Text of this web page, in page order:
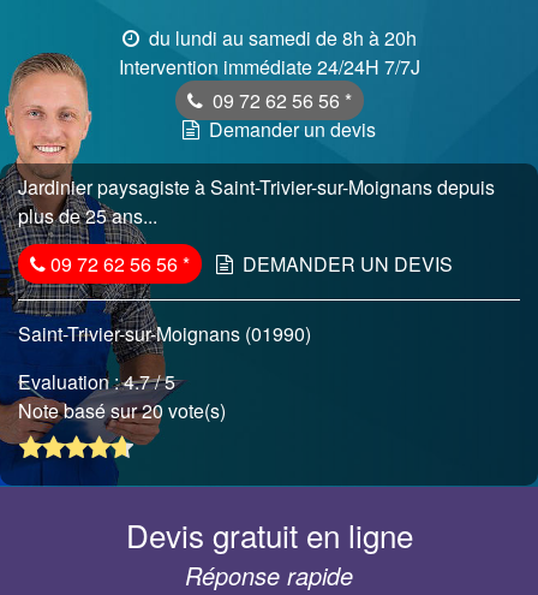
du lundi au samedi de 8h à 20h
Intervention immédiate 24/24H 7/7J
09 72 62 56 56 *
Demander un devis
Jardinier paysagiste à Saint-Trivier-sur-Moignans depuis
plus de 25 ans...
09 72 62 56 56* DEMANDER UN DEVIS
Saint-Trivier-sur-Moignans (01990)
Evaluation :4.7/ 5
Note basé sur 20 vote(s)
Devis gratuit en ligne
Réponse rapide